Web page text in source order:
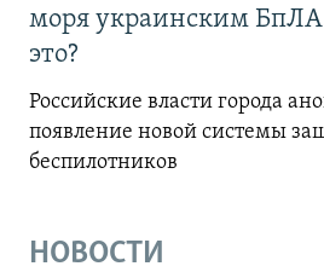
моря украинским
это?
Российские власти города
появление новой системы
беспилотников
НОВОСТИ